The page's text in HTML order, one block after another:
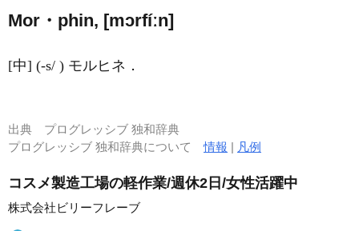
Mor・phin, [mɔrfíːn]
[中] (-s/ ) モルヒネ．
出典 プログレッシブ 独和辞典
プログレッシブ 独和辞典について情報 | 凡例
コスメ製造工場の軽作業/週休2日/女性活躍中
株式会社ビリーフレーブ